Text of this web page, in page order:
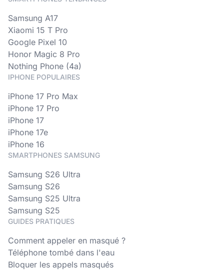
Samsung A17
Xiaomi 15 T Pro
Google Pixel 10
Honor Magic 8 Pro
Nothing Phone (4a)
IPHONE POPULAIRES
iPhone 17 Pro Max
iPhone 17 Pro
iPhone 17
iPhone 17e
iPhone 16
SMARTPHONES SAMSUNG
Samsung S26 Ultra
Samsung S26
Samsung S25 Ultra
Samsung S25
GUIDES PRATIQUES
Comment appeler en masqué ?
Téléphone tombé dans l'eau
Bloquer les appels masqués